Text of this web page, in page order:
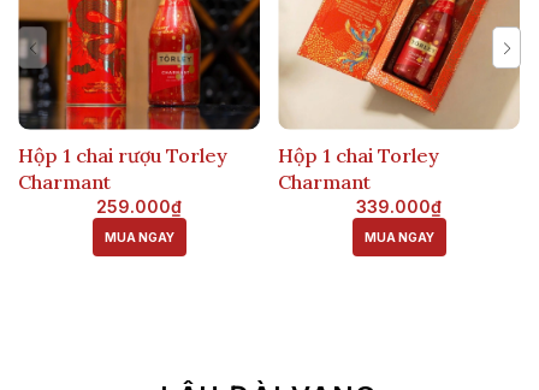
Hộp 1 chai rượu Torley
Charmant
259.000₫
MUA NGAY
Hộp 1 chai Torley
Charmant
339.000₫
MUA NGAY